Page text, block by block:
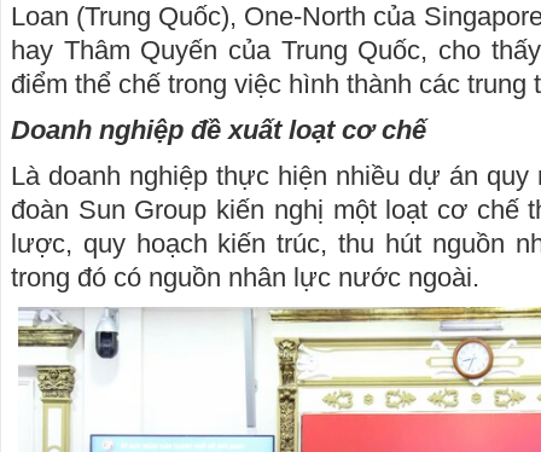
Loan (Trung Quốc), One-North của
hay Thâm Quyến của Trung Quốc, cho
điểm thể chế trong việc hình thành các trung
Doanh nghiệp đề xuất loạt cơ chế
Là doanh nghiệp thực hiện nhiều dự án quy
đoàn Sun Group kiến nghị một loạt cơ chế
lược, quy hoạch kiến trúc, thu hút nguồn
trong đó có nguồn nhân lực nước ngoài.